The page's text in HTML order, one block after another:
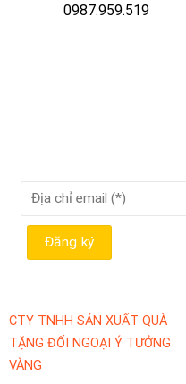
0987.959.519
CTY TNHH SẢN XUẤT QUÀ
TẶNG ĐỐI NGOẠI Ý TƯỞNG
VÀNG